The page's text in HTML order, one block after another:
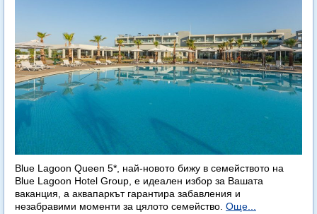
Blue Lagoon Queen 5*, най-новото бижу в семейството на
Blue Lagoon Hotel Group, е идеален избор за Вашата
ваканция, а аквапаркът гарантира забавления и
незабравими моменти за цялото семейство. Още...